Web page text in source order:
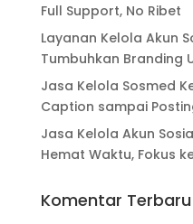
Full Support, No Ribet
Layanan Kelola Akun
Tumbuhkan Branding
Jasa Kelola Sosmed
Caption sampai
Jasa Kelola Akun
Hemat Waktu, Fokus
Komentar Terbaru